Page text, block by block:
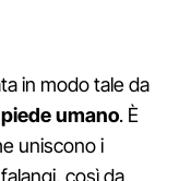
in modo tale da
umano. È
uniscono i
così da